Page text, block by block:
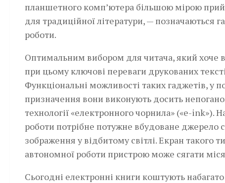
планшетного комп’ютера більшою мірою
для традиційної літератури, — позначаються
роботи.
Оптимальним вибором для читача, який хоче
при цьому ключові переваги друкованих
Функціональні можливості таких гаджетів, у
призначення вони виконують досить
технології «електронного чорнила» («e-ink»).
роботи потрібне потужне вбудоване джерело
зображення у відбитому світлі. Екран такого
автономної роботи пристрою може сягати
Сьогодні електронні книги коштують